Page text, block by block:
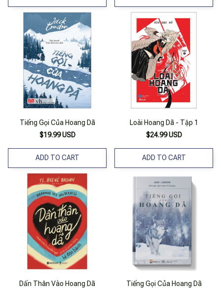
Tiếng Gọi Của Hoang Dã
$19.99 USD
ADD TO CART
Loài Hoang Dã - Tập 1
$24.99 USD
ADD TO CART
Dấn Thân Vào Hoang Dã
Tiếng Gọi Của Hoang Dã